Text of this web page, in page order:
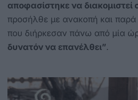
αποφασίστηκε να διακομιστεί
προσήλθε με ανακοπή και παρά
που διήρκεσαν πάνω από μία
δυνατόν να επανέλθει”.